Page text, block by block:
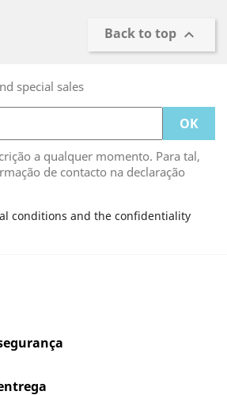
Back to top 
special sales
a qualquer momento. Para tal,
de contacto na declaração
conditions and the confidentiality